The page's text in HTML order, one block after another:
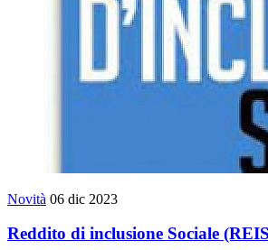
Novità 06 dic 2023
Reddito di inclusione Sociale